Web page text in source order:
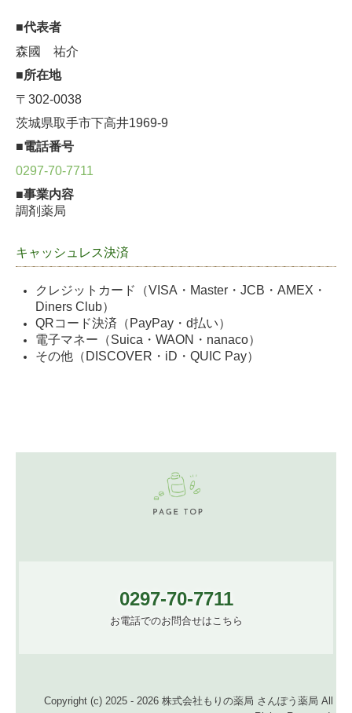
■代表者
森國 祐介
■所在地
〒302-0038
茨城県取手市下高井1969-9
■電話番号
0297-70-7711
■事業内容
調剤薬局
キャッシュレス決済
クレジットカード（VISA・Master・JCB・AMEX・
Diners Club）
QRコード決済（PayPay・d払い）
電子マネー（Suica・WAON・nanaco）
その他（DISCOVER・iD・QUIC Pay）
0297-70-7711
お電話でのお問合せはこちら
Copyright (c) 2025 - 2026 株式会社もりの薬局 さんぽう薬局 All